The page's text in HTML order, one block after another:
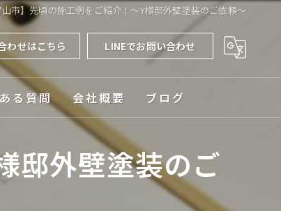
山市】先頃の施工例をご紹介！～Y様邸外壁塗装のご依頼～
わせはこちら LINEでお問い合わせ
る質問 会社概要
対応エリア
ブログ
邸外壁塗装のご